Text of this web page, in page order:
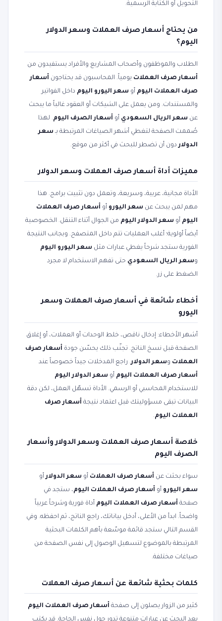
التحويل أو الكتابة الرسمية.
من يحتاج أسعار صرف العملات وسعر الدولار
اليوم؟
الطلاب والموظفون وأصحاب المشاريع والأفراد يستفيدون من
أسعار صرف العملات يومياً. المحاسبون قد يحتاجون أسعار
صرف العملات اليوم أو سعر اليورو اليوم داخل الفواتير
والمستندات. ومن يعمل على الشيكات أو العقود غالباً ما يبحث
عن سعر الريال السعودي أو أسعار الصرف اليوم. لهذا
صُممت الصفحة لتغطي أشهر الصياغات المرتبطة بـ سعر
الدولاردون أن تضطر للبحث في أكثر من موقع.
مميزات أداة أسعار صرف العملات وسعر الدولار
الأداة مجانية، عربية، وسريعة، وتعمل دون تثبيت برامج. هذا
مهم لمن يبحث عن سعر اليورو أو أسعار صرف العملات
اليوم أو سعر الدولار اليوم من الجوال أثناء التنقل. الخصوصية
أيضاً أولوية؛ أغلب العمليات تتم داخل المتصفح. وبجانب النتيجة
الفورية ستجد شرحاً يغطي عبارات مثل سعر اليورو اليوم
وسعر الريال السعودي حتى تفهم الاستخدام لا مجرد
الضغط على زر.
أخطاء شائعة في أسعار صرف العملات وسعر
اليورو
أشهر الأخطاء: إدخال ناقص، خلط الوحدات أو العملات، أو إغلاق
الصفحة قبل نسخ الناتج. تجنّب ذلك يحسّن جودة أسعار صرف
العملات وسعر الدولار. راجع المدخلات جيداً خصوصاً عند
أسعار صرف العملات اليوم أو سعر الدولار اليوم
للاستخدام المحاسبي أو الرسمي. الأداة تسهّل العمل، لكن دقة
البيانات تبقى مسؤوليتك قبل اعتماد نتيجة أسعار صرف
العملات اليوم.
خلاصة أسعار صرف العملات وسعر الدولار وأسعار
الصرف اليوم
سواء بحثت عن أسعار صرف العملات أو سعر الدولارأو
سعر اليورو أو أسعار صرف العملات اليوم، ستجد في
صفحة أسعار صرف العملات اليوم أداة فورية وشرحاً عربياً
واضحاً. ابدأ من الأعلى، أدخل بياناتك، راجع الناتج، ثم احفظه. وفي
القسم التالي ستجد قائمة موسّعة بأهم الكلمات البحثية
المرتبطة بالموضوع لتسهيل الوصول إلى نفس الصفحة من
صياغات مختلفة.
كلمات بحثية شائعة عن أسعار صرف العملات
كثير من الزوار يصلون إلى صفحة أسعار صرف العملات اليوم
بعد البحث عن عبارات متنوعة تدور حول نفس الحاجة. قد يكتب